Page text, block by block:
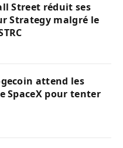
Street réduit ses
Strategy malgré le
attend les
SpaceX pour tenter